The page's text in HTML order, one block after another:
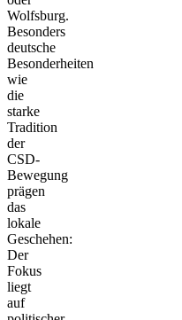
Wolfsburg.
Besonders
deutsche
Besonderheiten
wie
die
starke
Tradition
der
CSD-
Bewegung
prägen
das
lokale
Geschehen:
Der
Fokus
liegt
auf